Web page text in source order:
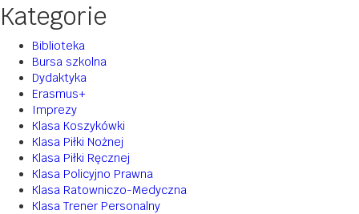
Kategorie
Biblioteka
Bursa szkolna
Dydaktyka
Erasmus+
Imprezy
Klasa Koszykówki
Klasa Piłki Nożnej
Klasa Piłki Ręcznej
Klasa Policyjno Prawna
Klasa Ratowniczo-Medyczna
Klasa Trener Personalny